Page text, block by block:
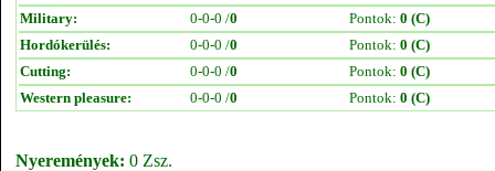
Military:
0-0-0 /0 Pontok: 0 (C)
Hordókerülés:
0-0-0 /0 Pontok: 0 (C)
Cutting:
0-0-0 /0 Pontok: 0 (C)
Western pleasure:
0-0-0 /0 Pontok: 0 (C)
Nyeremények: 0 Zsz.